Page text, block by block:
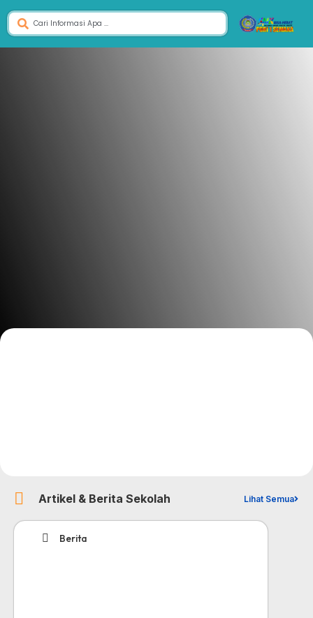
Artikel & Berita Sekolah Lihat Semua
Berita